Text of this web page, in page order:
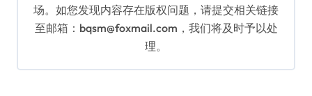
场。如您发现内容存在版权问题，请提交相关链接
至邮箱：bqsm@foxmail.com，我们将及时予以处
理。